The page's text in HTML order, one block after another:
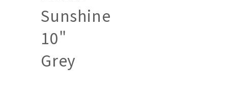
Sunshine
10"
Grey